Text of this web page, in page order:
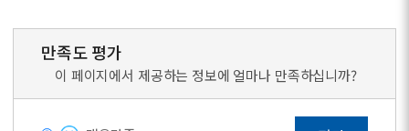
만족도 평가
이 페이지에서 제공하는 정보에 얼마나 만족하십니까?